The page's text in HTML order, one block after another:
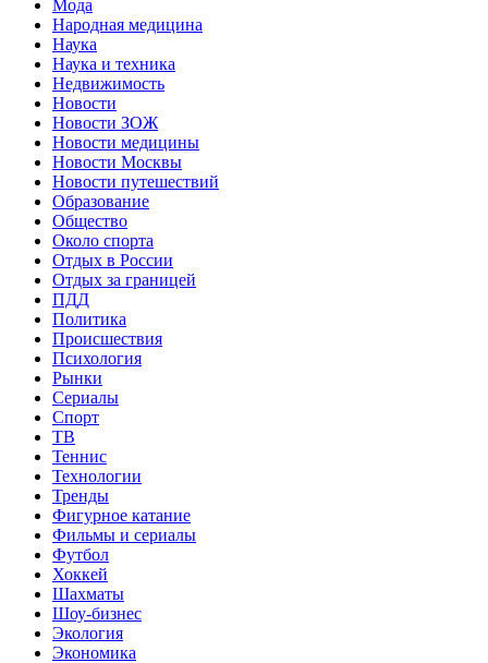
Мода
Народная медицина
Наука
Наука и техника
Недвижимость
Новости
Новости ЗОЖ
Новости медицины
Новости Москвы
Новости путешествий
Образование
Общество
Около спорта
Отдых в России
Отдых за границей
ПДД
Политика
Происшествия
Психология
Рынки
Сериалы
Спорт
ТВ
Теннис
Технологии
Тренды
Фигурное катание
Фильмы и сериалы
Футбол
Хоккей
Шахматы
Шоу-бизнес
Экология
Экономика